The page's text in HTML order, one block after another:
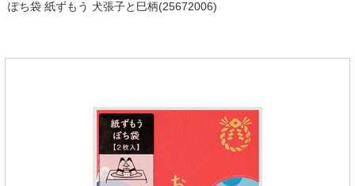
ぽち袋 紙ずもう 犬張子と巳柄(25672006)